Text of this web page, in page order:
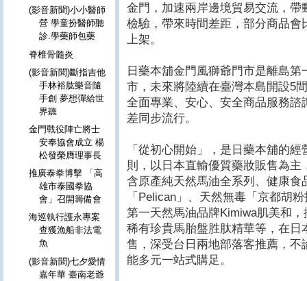
金門，加速兩岸邊境貿易交流，
檢驗，帶來時間差距，部分商品
上架。
日藥本舖金門風獅爺門市是離島
市，未來將陸續在臺灣本島開設5
全面專業、安心、安全商品服務
差同步流行。
「從初心開始」，是日藥本舖的
則，以日本直輸優質藥妝販售為
含原產純天然馬油全系列、健康
「Pelican」、天然無毒「京都胡
第一天然馬油品牌Kimiwa肌美和
稀有珍貴馬胎盤胜肽精華等，在
售，深受台日兩地部落客推薦，
能多元一站式購足。
(影音新聞)小小醫師
營 學童扮醫師聽
診.學藥師包藥
脊椎骨髓炎
(影音新聞)斷指吉他
手林裕肱樂音隨
手創 夢想彈給世
界聽
金門戰役陣亡將士
安奉協會成立 楊
松發榮膺理事長
推廣泰拳博擊 「高
雄市泰國拳協
會」召開籌備會
海巡執行護永專案
查獲漁船非法電
魚
(影音新聞)七夕愛情
嘉年華 臺南老爺